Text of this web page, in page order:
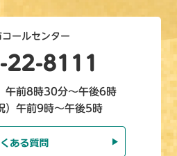
コールセンター
22-8111
午前8時30分～午後6時
）午前9時～午後5時